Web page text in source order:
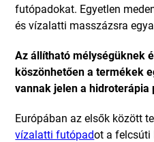
futópadokat. Egyetlen
és vízalatti masszázsra
Az állítható mélységüknek
köszönhetően a termékek
vannak jelen a hidroterápia
Európában az elsők között
vízalatti futópadot a felcsúti